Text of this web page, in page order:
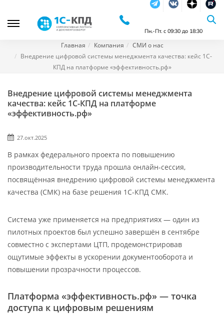
Пн.-Пт. с 09:30 до 18:30
Главная Компания
СМИ о нас
Внедрение цифровой системы менеджмента качества: кейс 1С-
КПД на платформе «эффективность.рф»
Внедрение цифровой системы менеджмента
качества: кейс 1С-КПД на платформе
«эффективность.рф»
27.окт.2025
В рамках федерального проекта по повышению
производительности труда прошла онлайн-сессия,
посвящённая внедрению цифровой системы менеджмента
качества (СМК) на базе решения 1С-КПД СМК.
Система уже применяется на предприятиях — один из
пилотных проектов был успешно завершён в сентябре
совместно с экспертами ЦТП, продемонстрировав
ощутимые эффекты в ускорении документооборота и
повышении прозрачности процессов.
Платформа «эффективность.рф» — точка
доступа к цифровым решениям